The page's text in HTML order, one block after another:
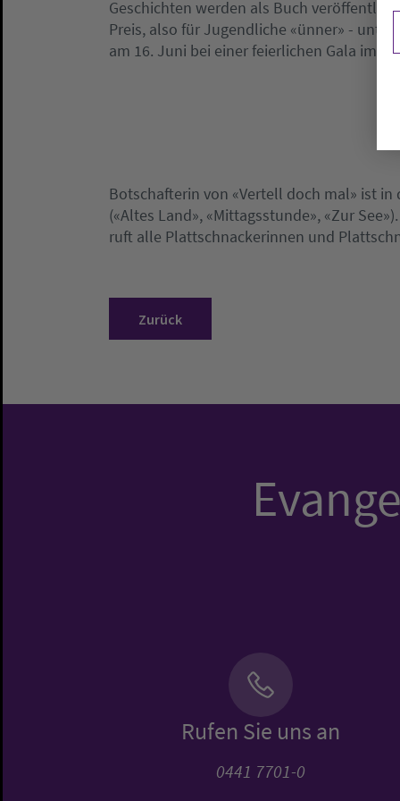
Geschichten werden als Buch
Preis, also für Jugendliche «ünner» - unter
am 16. Juni bei einer feierlichen Gala im
Botschafterin von «Vertell doch mal» ist
(«Altes Land», «Mittagsstunde», «Zur
ruft alle Plattschnackerinnen und
Zurück
Rufen Sie uns an
0441 7701-0